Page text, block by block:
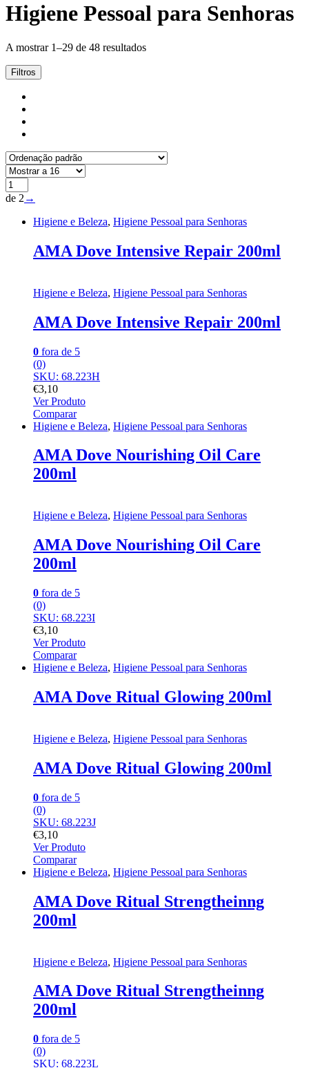
Higiene Pessoal para Senhoras
A mostrar 1–29 de 48 resultados
Filtros
de 2 →
Higiene e Beleza, Higiene Pessoal para Senhoras
AMA Dove Intensive Repair 200ml
Higiene e Beleza, Higiene Pessoal para Senhoras
AMA Dove Intensive Repair 200ml
0 fora de 5
(0)
SKU: 68.223H
€3,10
Ver Produto
Comparar
Higiene e Beleza, Higiene Pessoal para Senhoras
AMA Dove Nourishing Oil Care
200ml
Higiene e Beleza, Higiene Pessoal para Senhoras
AMA Dove Nourishing Oil Care
200ml
0 fora de 5
(0)
SKU: 68.223I
€3,10
Ver Produto
Comparar
Higiene e Beleza, Higiene Pessoal para Senhoras
AMA Dove Ritual Glowing 200ml
Higiene e Beleza, Higiene Pessoal para Senhoras
AMA Dove Ritual Glowing 200ml
0 fora de 5
(0)
SKU: 68.223J
€3,10
Ver Produto
Comparar
Higiene e Beleza, Higiene Pessoal para Senhoras
AMA Dove Ritual Strengtheinng
200ml
Higiene e Beleza, Higiene Pessoal para Senhoras
AMA Dove Ritual Strengtheinng
200ml
0 fora de 5
(0)
SKU: 68.223L